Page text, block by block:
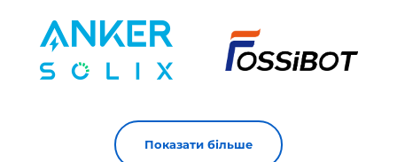
Показати більше